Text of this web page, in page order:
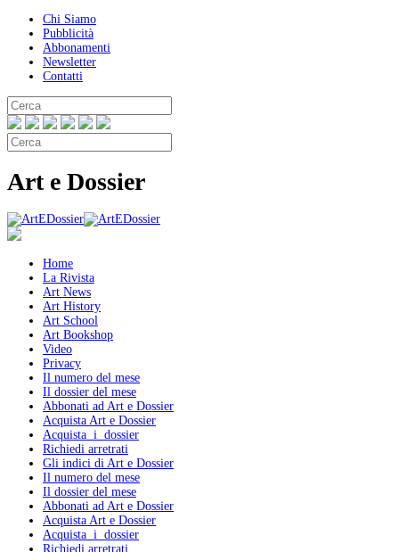
Chi Siamo
Pubblicità
Abbonamenti
Newsletter
Contatti
Art e Dossier
Home
La Rivista
Art News
Art History
Art School
Art Bookshop
Video
Privacy
Il numero del mese
Il dossier del mese
Abbonati ad Art e Dossier
Acquista Art e Dossier
Acquista i dossier
Richiedi arretrati
Gli indici di Art e Dossier
Il numero del mese
Il dossier del mese
Abbonati ad Art e Dossier
Acquista Art e Dossier
Acquista i dossier
Richiedi arretrati